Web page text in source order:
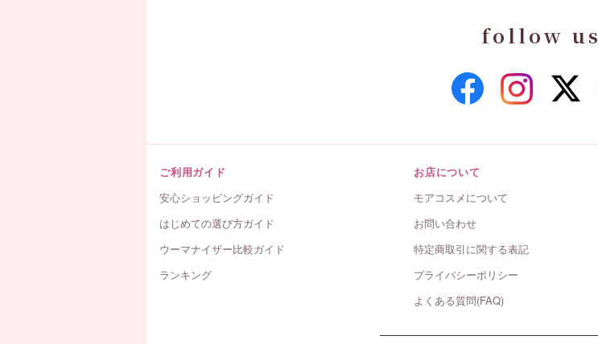
follow us
ご利用ガイド
安心ショッピングガイド
はじめての選び方ガイド
ウーマナイザー比較ガイド
ランキング
お店について
モアコスメについて
お問い合わせ
特定商取引に関する表記
プライバシーポリシー
よくある質問(FAQ)